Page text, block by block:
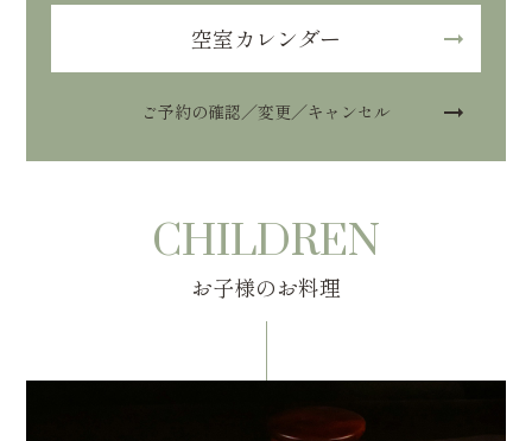
空室カレンダー
ご予約の確認／変更／キャンセル
CHILDREN
お子様のお料理